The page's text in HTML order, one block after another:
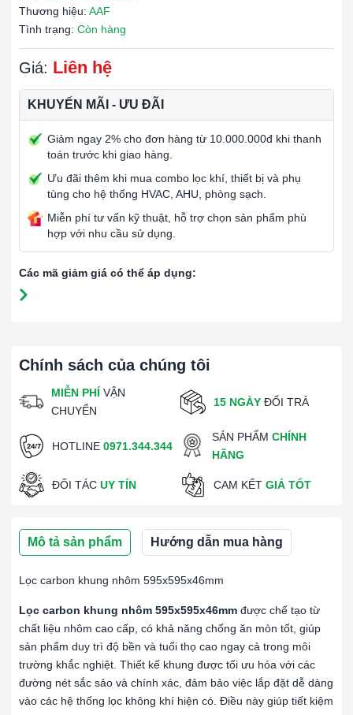
Chính sách của chúng tôi
MIỄN PHÍ VẬN
CHUYỂN
15 NGÀY ĐỔI TRẢ
HOTLINE 0971.344.344
SẢN PHẨMCHÍNH
HÃNG
ĐỐI TÁC UY TÍN CAM KẾT GIÁ TỐT
Mô tả sản phẩm Hướng dẫn mua hàng
Lọc carbon khung nhôm 595x595x46mm
Lọc carbon khung nhôm 595x595x46mm được chế tạo từ
chất liệu nhôm cao cấp, có khả năng chống ăn mòn tốt, giúp
sản phẩm duy trì độ bền và tuổi thọ cao ngay cả trong môi
trường khắc nghiệt. Thiết kế khung được tối ưu hóa với các
đường nét sắc sảo và chính xác, đảm bảo việc lắp đặt dễ dàng
vào các hệ thống lọc không khí hiện có. Điều này giúp tiết kiệm
Thương hiệu: AAF
Tình trạng: Còn hàng
Giá: Liên hệ
KHUYẾN MÃI - ƯU ĐÃI
Giảm ngay 2% cho đơn hàng từ 10.000.000đ khi thanh
toán trước khi giao hàng.
Ưu đãi thêm khi mua combo lọc khí, thiết bị và phụ
tùng cho hệ thống HVAC, AHU, phòng sạch.
Miễn phí tư vấn kỹ thuật, hỗ trợ chọn sản phẩm phù
hợp với nhu cầu sử dụng.
Các mã giảm giá có thể áp dụng: